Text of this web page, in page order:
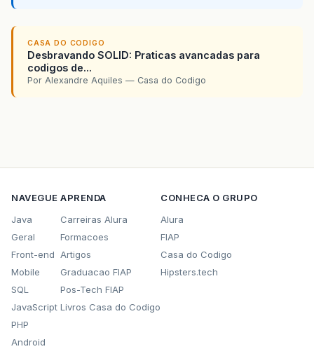
CASA DO CODIGO
Desbravando SOLID: Praticas avancadas para
codigos de...
Por Alexandre Aquiles — Casa do Codigo
NAVEGUE
Java
Geral
Front-end
Mobile
SQL
JavaScript
PHP
Android
APRENDA
Carreiras Alura
Formacoes
Artigos
Graduacao FIAP
Pos-Tech FIAP
Livros Casa do Codigo
CONHECA O GRUPO
Alura
FIAP
Casa do Codigo
Hipsters.tech